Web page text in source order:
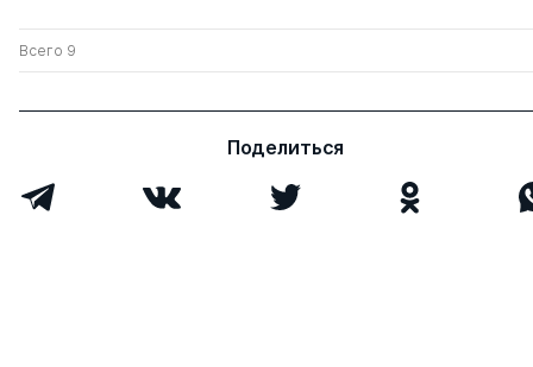
Всего 9
Поделиться